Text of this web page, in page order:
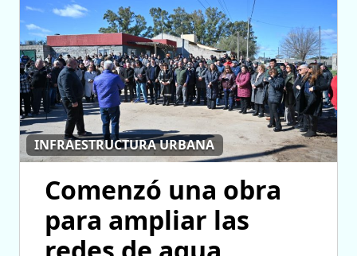
INFRAESTRUCTURA URBANA
Comenzó una obra
para ampliar las